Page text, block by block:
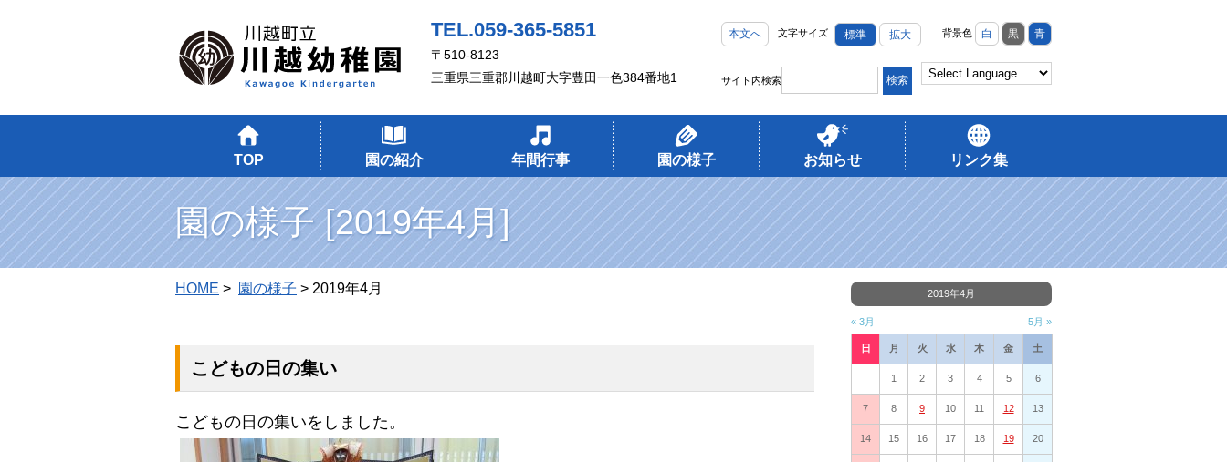
TEL.059-365-5851
〒510-8123
三重県三重郡川越町大字豊田一色384番地1
本文へ 文字サイズ 標準 拡大 背景色 白 黒 青
サイト内検索
TOP 園の紹介 年間行事 園の様子 お知らせ リンク集
園の様子 [2019年4月]
HOME > 園の様子 > 2019年4月
こどもの日の集い
こどもの日の集いをしました。
2019年4月
« 3月 5月 »
日 月 火 水 木 金 土
1 2 3 4 5 6
7 8 9 10 11 12 13
14 15 16 17 18 19 20